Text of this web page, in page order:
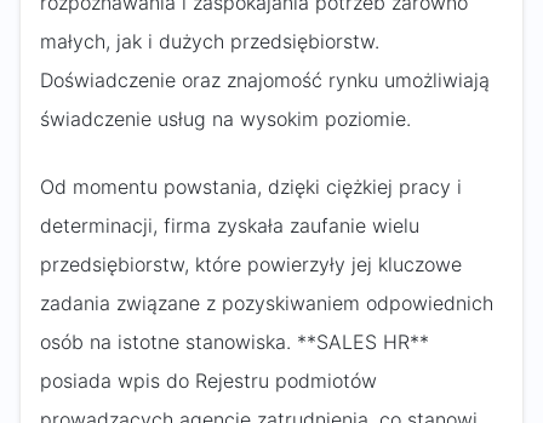
małych, jak i dużych przedsiębiorstw.
Doświadczenie oraz znajomość rynku umożliwiają
świadczenie usług na wysokim poziomie.
Od momentu powstania, dzięki ciężkiej pracy i
determinacji, firma zyskała zaufanie wielu
przedsiębiorstw, które powierzyły jej kluczowe
zadania związane z pozyskiwaniem odpowiednich
osób na istotne stanowiska. **SALES HR**
posiada wpis do Rejestru podmiotów